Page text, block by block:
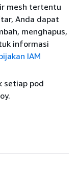
mesh tertentu
Anda dapat
menghapus,
informasi
IAM
setiap pod